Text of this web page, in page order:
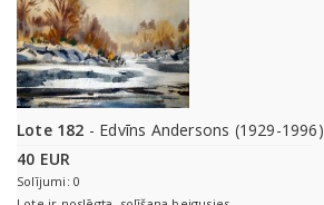
Lote 182 - Edvīns Andersons (1929-1996)
40 EUR
Solījumi: 0